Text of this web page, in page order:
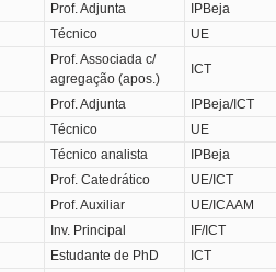
Prof. Adjunta
IPBeja
Técnico UE
Prof. Associada c/
agregação (apos.)
ICT
Prof. Adjunta
IPBeja/ICT
Técnico
UE
Técnico analista
IPBeja
Prof. Catedrático
UE/ICT
Prof. Auxiliar
UE/ICAAM
Inv. Principal
IF/ICT
Estudante de PhD
ICT